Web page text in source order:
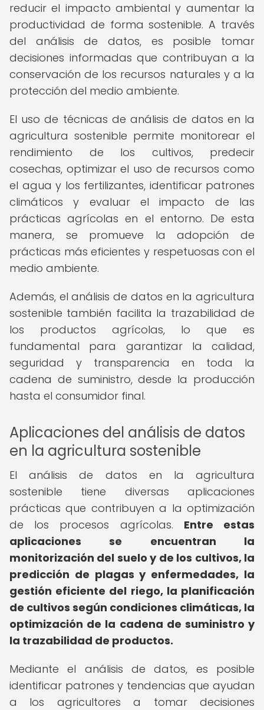
reducir el impacto ambiental y aumentar la
productividad de forma sostenible. A través
del análisis de datos, es posible tomar
decisiones informadas que contribuyan a la
conservación de los recursos naturales y a la
protección del medio ambiente.
El uso de técnicas de análisis de datos en la
agricultura sostenible permite monitorear el
rendimiento de los cultivos, predecir
cosechas, optimizar el uso de recursos como
el agua y los fertilizantes, identificar patrones
climáticos y evaluar el impacto de las
prácticas agrícolas en el entorno. De esta
manera, se promueve la adopción de
prácticas más eficientes y respetuosas con el
medio ambiente.
Además, el análisis de datos en la agricultura
sostenible también facilita la trazabilidad de
los productos agrícolas, lo que es
fundamental para garantizar la calidad,
seguridad y transparencia en toda la
cadena de suministro, desde la producción
hasta el consumidor final.
Aplicaciones del análisis de datos
en la agricultura sostenible
El análisis de datos en la agricultura
sostenible tiene diversas aplicaciones
prácticas que contribuyen a la optimización
de los procesos agrícolas. Entre estas
aplicaciones se encuentran la
monitorización del suelo y de los cultivos, la
predicción de plagas y enfermedades, la
gestión eficiente del riego, la planificación
de cultivos según condiciones climáticas, la
optimización de la cadena de suministro y
la trazabilidad de productos.
Mediante el análisis de datos, es posible
identificar patrones y tendencias que ayudan
a los agricultores a tomar decisiones